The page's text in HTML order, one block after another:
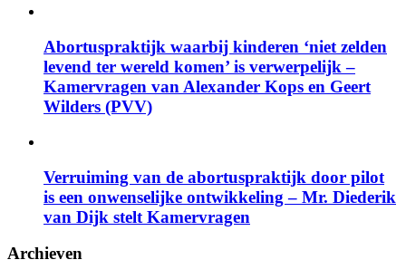
Abortuspraktijk waarbij kinderen ‘niet zelden
levend ter wereld komen’ is verwerpelijk –
Kamervragen van Alexander Kops en Geert
Wilders (PVV)
Verruiming van de abortuspraktijk door pilot
is een onwenselijke ontwikkeling – Mr. Diederik
van Dijk stelt Kamervragen
Archieven